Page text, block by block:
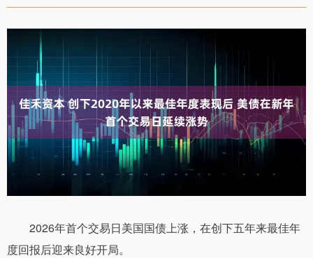
2026年首个交易日美国国债上涨，在创下五年来最佳年
度回报后迎来良好开局。